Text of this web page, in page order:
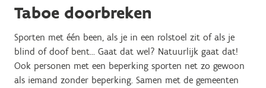
Taboe doorbreken
Sporten met één been, als je in een rolstoel zit of als je
blind of doof bent... Gaat dat wel? Natuurlijk gaat dat!
Ook personen met een beperking sporten net zo gewoon
als iemand zonder beperking. Samen met de gemeenten